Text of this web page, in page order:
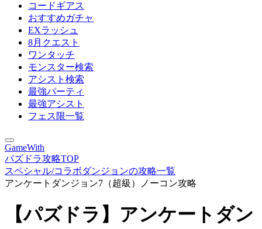
コードギアス
おすすめガチャ
EXラッシュ
8月クエスト
ワンタッチ
モンスター検索
アシスト検索
最強パーティ
最強アシスト
フェス限一覧
GameWith
パズドラ攻略TOP
スペシャル/コラボダンジョンの攻略一覧
アンケートダンジョン7（超級）ノーコン攻略
【パズドラ】アンケートダン